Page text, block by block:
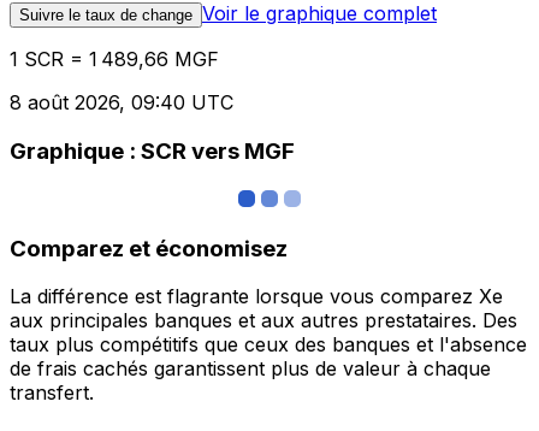
Suivre le taux de change Voir le graphique complet
1 SCR = 1 489,66 MGF
8 août 2026, 09:40 UTC
Graphique : SCR vers MGF
Comparez et économisez
La différence est flagrante lorsque vous comparez Xe
aux principales banques et aux autres prestataires. Des
taux plus compétitifs que ceux des banques et l'absence
de frais cachés garantissent plus de valeur à chaque
transfert.